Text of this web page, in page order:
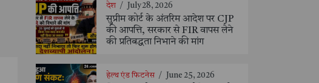
देश / July 28, 2026
सुप्रीम कोर्ट के अंतरिम आदेश पर CJP
की आपत्ति, सरकार से FIR वापस लेने
की प्रतिबद्धता निभाने की मांग
हेल्थ एंड फिटनेस / June 25, 2026